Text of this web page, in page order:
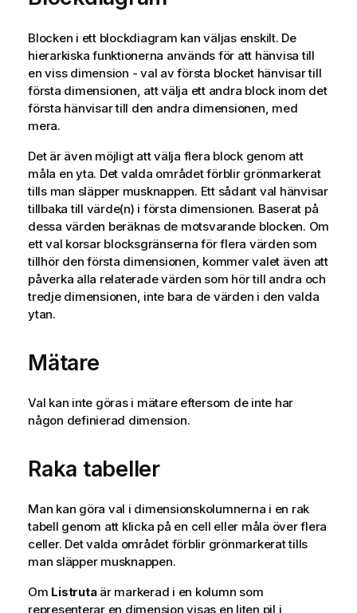
Blocken i ett blockdiagram kan väljas enskilt. De
hierarkiska funktionerna används för att hänvisa till
en viss dimension - val av första blocket hänvisar till
första dimensionen, att välja ett andra block inom det
första hänvisar till den andra dimensionen, med
mera.
Det är även möjligt att välja flera block genom att
måla en yta. Det valda området förblir grönmarkerat
tills man släpper musknappen. Ett sådant val hänvisar
tillbaka till värde(n) i första dimensionen. Baserat på
dessa värden beräknas de motsvarande blocken. Om
ett val korsar blocksgränserna för flera värden som
tillhör den första dimensionen, kommer valet även att
påverka alla relaterade värden som hör till andra och
tredje dimensionen, inte bara de värden i den valda
ytan.
Mätare
Val kan inte göras i mätare eftersom de inte har
någon definierad dimension.
Raka tabeller
Man kan göra val i dimensionskolumnerna i en rak
tabell genom att klicka på en cell eller måla över flera
celler. Det valda området förblir grönmarkerat tills
man släpper musknappen.
Om Listrutaär markerad i en kolumn som
representerar en dimension visas en liten pil i